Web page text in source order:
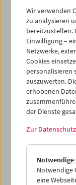
Women/Artist/
Goldsmith, Maria
Foto: Archiv Maria
Auswahl
Wir verwenden
zu analysieren
bereitzustellen.
Einwilligung –
Netzwerke,
Cookies
personalisieren
auszuwerten.
erhobenen
der Dienste
Zur
Notwendige
Notwendige
eine